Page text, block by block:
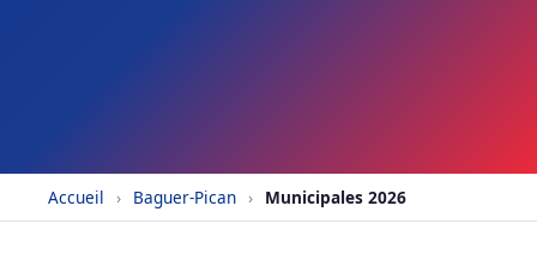
Accueil › Baguer-Pican › Municipales 2026